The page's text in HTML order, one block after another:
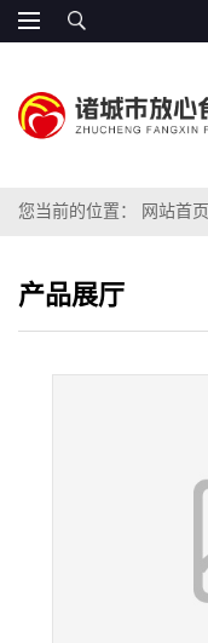
您当前的位置： 网站首页
产品展厅